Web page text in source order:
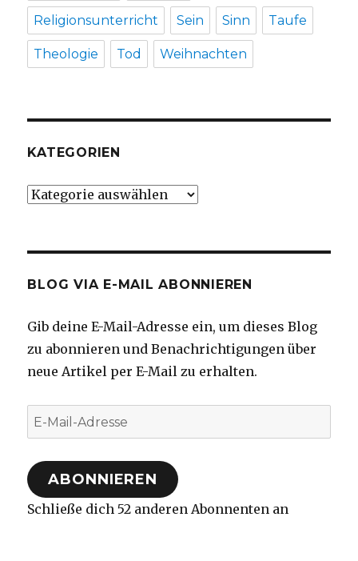
Religionsunterricht Sein Sinn Taufe
Theologie Tod Weihnachten
KATEGORIEN
Kategorien
BLOG VIA E-MAIL ABONNIEREN
Gib deine E-Mail-Adresse ein, um dieses Blog
zu abonnieren und Benachrichtigungen über
neue Artikel per E-Mail zu erhalten.
E-
Mail-
Adresse
ABONNIEREN
Schließe dich 52 anderen Abonnenten an